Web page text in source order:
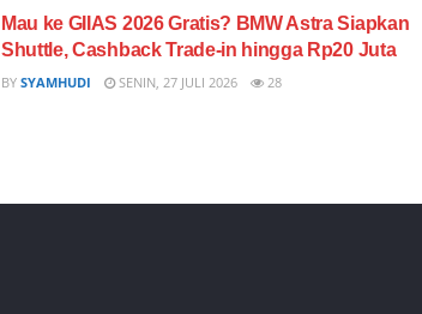
Mau ke GIIAS 2026 Gratis? BMW Astra Siapkan
Shuttle, Cashback Trade-in hingga Rp20 Juta
BY SYAMHUDI SENIN, 27 JULI 2026 28